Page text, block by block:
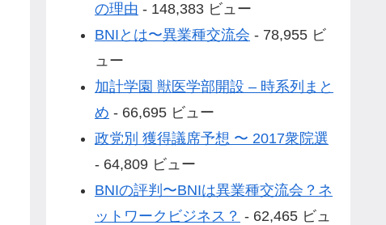
の理由 - 148,383 ビュー
BNIとは〜異業種交流会 - 78,955 ビ
ュー
加計学園 獣医学部開設 – 時系列まと
め - 66,695 ビュー
政党別 獲得議席予想 〜 2017衆院選
- 64,809 ビュー
BNIの評判〜BNIは異業種交流会？ネ
ットワークビジネス？ - 62,465 ビュ